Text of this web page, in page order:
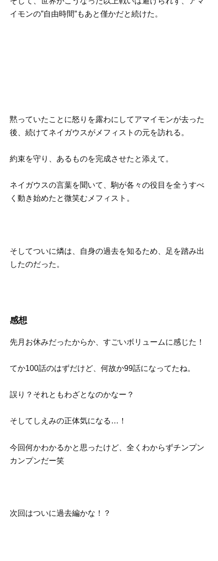
イモンの”自由時間”もあと僅かだと続けた。
黙っていたことに怒りを露わにしてアマイモンが去った
後、続けてネイガウスがメフィストの元を訪れる。
約束を守り、あるものを完成させたと添えて。
ネイガウスの言葉を聞いて、駒が各々の役目を全うすべ
く動き始めたと微笑むメフィスト。
そしてついに燐は、自身の過去を知るため、足を踏み出
したのだった。
感想
先月お休みだったからか、すごいボリュームに感じた！
てか100話のはずだけど、何故か99話になってたね。
誤り？それともわざとなのかなー？
そしてしえみの正体気になる…！
今回何かわかるかと思ったけど、全くわからずチンプン
カンプンだー笑
次回はついに過去編かな！？